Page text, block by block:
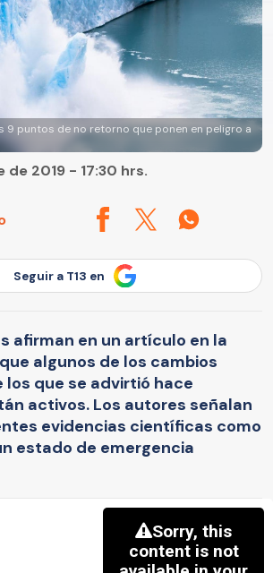
9 puntos de no retorno que ponen en peligro a
de 2019 - 17:30 hrs.
Seguir a T13 en
afirman en un artículo en la
algunos de los cambios
los que se advirtió hace
activos. Los autores señalan
evidencias científicas como
estado de emergencia